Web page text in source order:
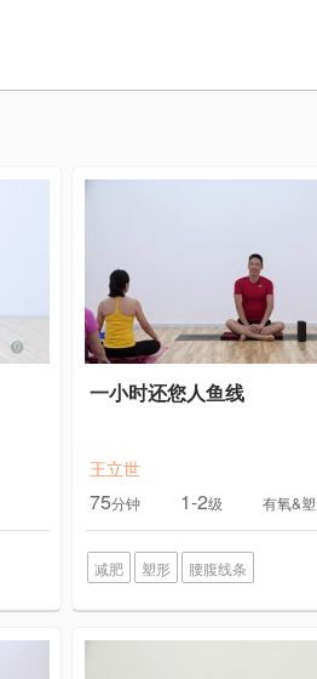
一小时还您人鱼线
王立世
75分钟 1-2级 有氧&
减肥 塑形 腰腹线条